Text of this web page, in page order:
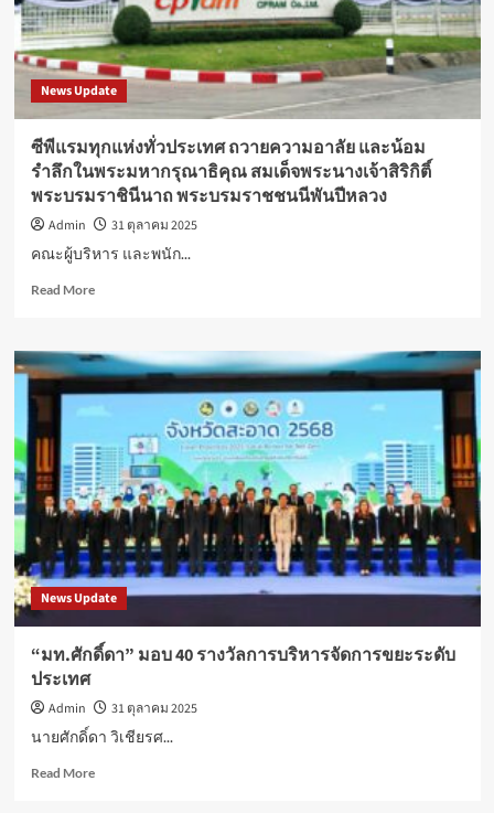
แด่
สมเด็จ
พระนาง
เจ้า
สิ
พระบรม
ราชินีนาถ
พระบรม
ราช
พันปี
News Update
ซีพีแรมทุกแห่งทั่วประเทศ ถวายความอาลัย และน้อม
รำลึกในพระมหากรุณาธิคุณ สมเด็จพระนางเจ้าสิริกิติ์
พระบรมราชินีนาถ พระบรมราชชนนีพันปีหลวง
Admin
31 ตุลาคม 2025
คณะผู้บริหาร และพนัก...
Read MoreRead
ซี
พี
แรม
ทั่ว
ประเทศ
ถวาย
ความ
อาลัย
และ
น้อม
รำลึก
พระ
มหากรุณาธิคุณ
พระนาง
เจ้า
สิ
ริกิ
News Update
“มท.ศักดิ์ดา” มอบ 40 รางวัลการบริหารจัดการขยะระดับ
ประเทศ
Admin
31 ตุลาคม 2025
นายศักดิ์ดา วิเชียรศ...
Read MoreRead